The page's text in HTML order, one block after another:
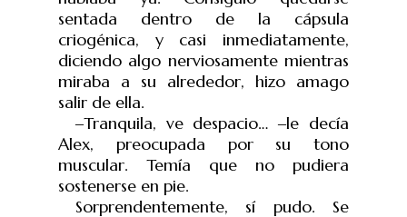
sentada dentro de la cápsula
criogénica, y casi inmediatamente,
diciendo algo nerviosamente mientras
miraba a su alrededor, hizo amago
salir de ella.
‒Tranquila, ve despacio…‒le decía
Alex, preocupada por su tono
muscular. Temía que no pudiera
sostenerse en pie.
Sorprendentemente, sí pudo. Se